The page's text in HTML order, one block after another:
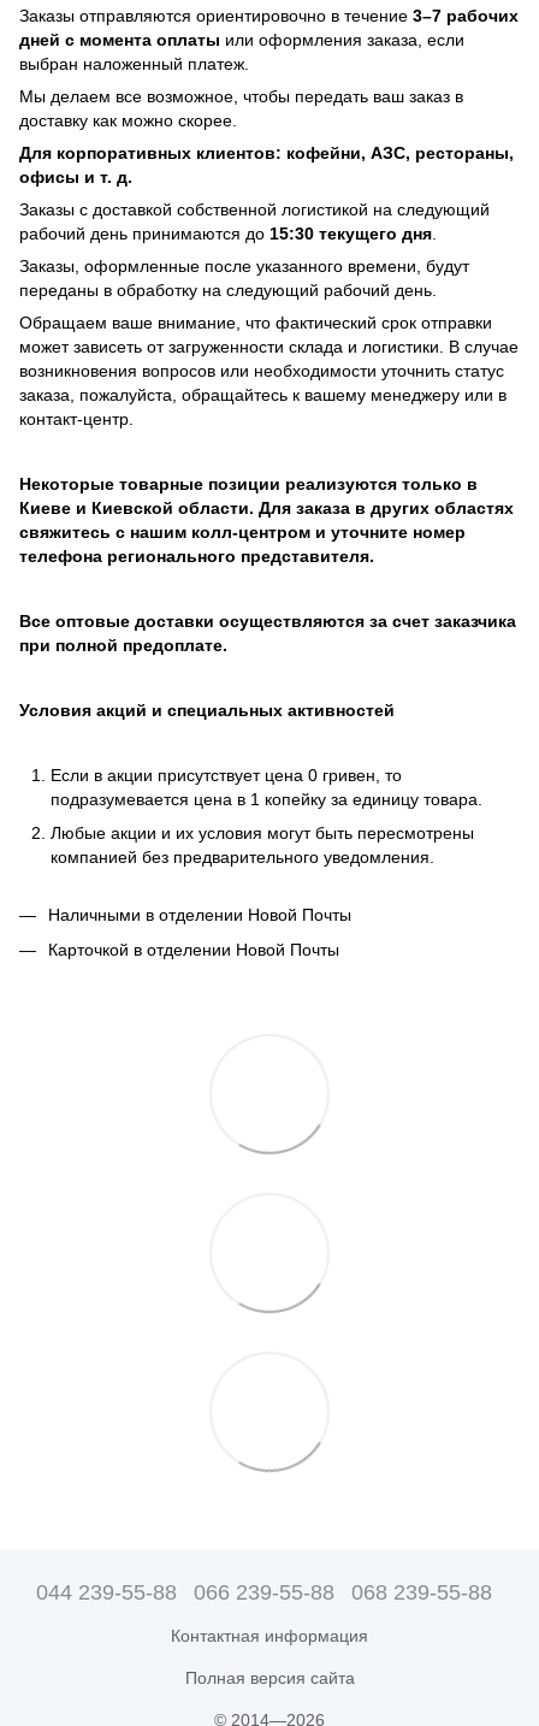
Заказы отправляются ориентировочно в течение 3–7 рабочих
дней с момента оплаты или оформления заказа, если
выбран наложенный платеж.
Мы делаем все возможное, чтобы передать ваш заказ в
доставку как можно скорее.
Для корпоративных клиентов: кофейни, АЗС, рестораны,
офисы и т. д.
Заказы с доставкой собственной логистикой на следующий
рабочий день принимаются до 15:30 текущего дня
Заказы, оформленные после указанного времени, будут
переданы в обработку на следующий рабочий день.
Обращаем ваше внимание, что фактический срок отправки
может зависеть от загруженности склада и логистики. В случае
возникновения вопросов или необходимости уточнить статус
заказа, пожалуйста, обращайтесь к вашему менеджеру или в
контакт-центр.
Некоторые товарные позиции реализуются только в
Киеве и Киевской области. Для заказа в других областях
свяжитесь с нашим колл-центром и уточните номер
телефона регионального представителя.
Все оптовые доставки осуществляются за счет заказчика
при полной предоплате.
Условия акций и специальных активностей
Если в акции присутствует цена 0 гривен, то
подразумевается цена в 1 копейку за единицу товара.
Любые акции и их условия могут быть пересмотрены
компанией без предварительного уведомления.
Наличными в отделении Новой Почты
Карточкой в отделении Новой Почты
044 239-55-88 066 239-55-88 068 239-55-88
Контактная информация
Полная версия сайта
© 2014—2026